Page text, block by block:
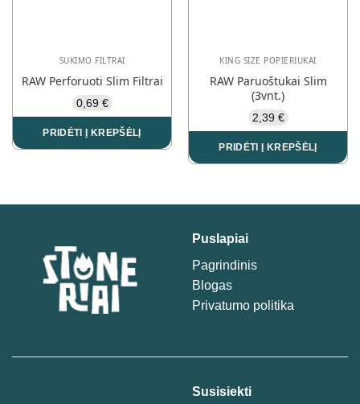
the
product
page
SUKIMO FILTRAI
RAW Perforuoti Slim Filtrai
0,69 €
PRIDĖTI Į KREPŠĖLĮ
KING SIZE POPIERIUKAI
RAW Paruoštukai Slim
(3vnt.)
2,39 €
PRIDĖTI Į KREPŠĖLĮ
Puslapiai
Pagrindinis
Blogas
Privatumo politika
Susisiekti